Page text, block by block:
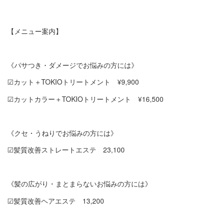
【メニュー案内】
《パサつき・ダメージでお悩みの方には》
☑︎カット＋TOKIOトリートメント ¥9,900
☑︎カットカラー＋TOKIOトリートメント ¥16,500
《クセ・うねりでお悩みの方には》
☑︎髪質改善ストレートエステ 23,100
《髪の広がり・まとまらないお悩みの方には》
☑︎髪質改善ヘアエステ 13,200